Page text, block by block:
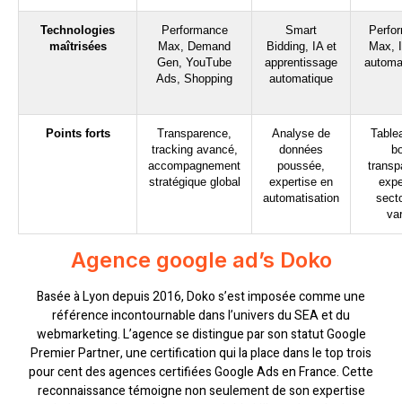
Technologies
maîtrisées
Performance
Max, Demand
Gen, YouTube
Ads, Shopping
Smart
Bidding, IA et
apprentissage
automatique
Max,
Points forts
Transparence,
tracking avancé,
accompagnement
stratégique global
Analyse de
données
poussée,
expertise en
automatisation
Agence google ad’s Doko
Basée à Lyon depuis 2016, Doko s’est imposée comme une
référence incontournable dans l’univers du SEA et du
webmarketing. L’agence se distingue par son statut Google
Premier Partner, une certification qui la place dans le top trois
pour cent des agences certifiées Google Ads en France. Cette
reconnaissance témoigne non seulement de son expertise